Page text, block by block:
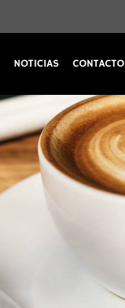
NOTICIAS CONTACTO